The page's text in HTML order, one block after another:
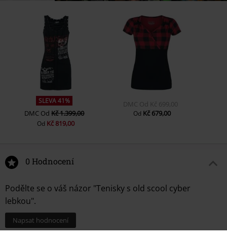
SLEVA 41%
DMC OdKč 1.399,00
Od Kč 819,00
DMC Od Kč 699,00
Od Kč 679,00
0 Hodnocení
Podělte se o váš názor "Tenisky s old scool cyber
lebkou".
Napsat hodnocení